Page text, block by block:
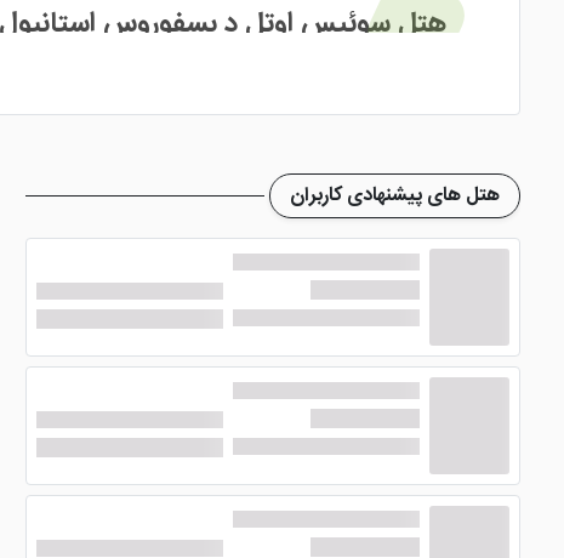
هتل سوئیس اوتل د بسفوروس
هتل 5 ستاره سوئیس اوتل د بسفروس استانبول کلیه ی اتاق
تِم اتاق های هتل سوئیس اوتل د بوسفوروس با رنگ بندی گرم
گرمایشی، یخچال همراه مینی بار، حمام به همراه لوازم بهداشتی و
رستوران های هتل سوئیس اوتل د
هتل جذاب
اروپایی و ... در تمامی رستوران های این هتل استانبول ارائه و
چیدمان میز و صندلی ها در رستوران های این هتل استانبول به
های این هتل محبوب استانبول چشم اندازی رو به شهر و تنگه بوسفور
هتل های پیشنهادی کاربران